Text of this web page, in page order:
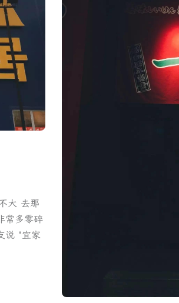
大 去那
常多零碎
说 "宜家